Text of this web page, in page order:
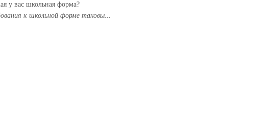
у вас школьная форма?
к школьной форме таковы...